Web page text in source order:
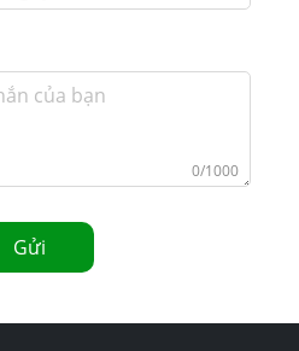
0/1000
Gửi